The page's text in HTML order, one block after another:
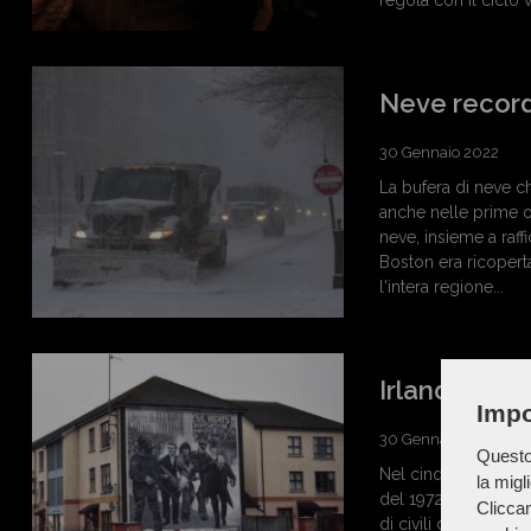
la
Neve
30 Gennaio 2022
La bufera di neve
anche nelle prime
neve, insieme a
Boston era
l'intera regione...
Irlanda,
30 Gennaio 2022
Nel cinquantesimo
del 1972, quando i
di civili disarmati a